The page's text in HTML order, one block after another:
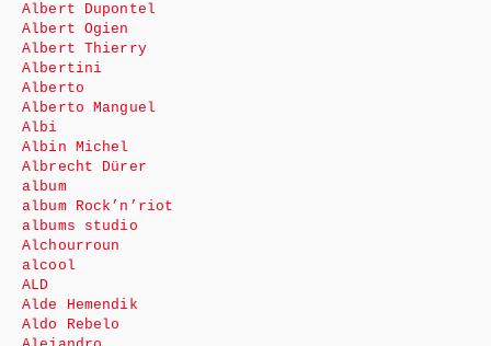
Albert Dupontel
Albert Ogien
Albert Thierry
Albertini
Alberto
Alberto Manguel
Albi
Albin Michel
Albrecht Dürer
album
album Rock’n’riot
albums studio
Alchourroun
alcool
ALD
Alde Hemendik
Aldo Rebelo